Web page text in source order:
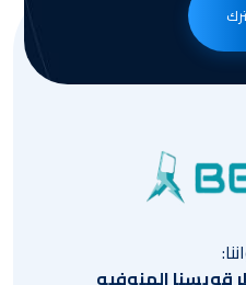
قويسنا المنوفيه